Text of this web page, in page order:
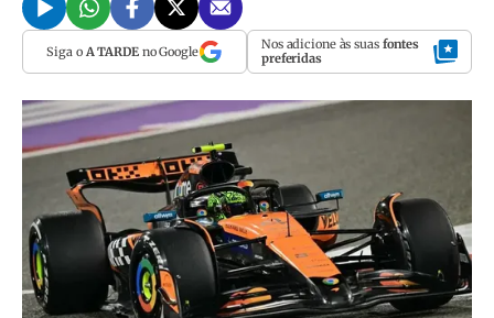
Siga o A TARDEno Google Nos adicione às suas fontes
preferidas